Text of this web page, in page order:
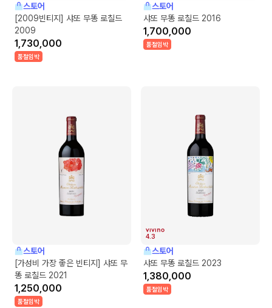
스토어
[2009빈티지] 샤또 무똥 로칠드
2009
1,730,000
품절임박
스토어
샤또 무똥 로칠드 2016
1,700,000
품절임박
스토어
[가성비 가장 좋은 빈티지] 샤또 무
똥 로칠드 2021
1,250,000
품절임박
4.3
스토어
샤또 무똥 로칠드 2023
1,380,000
품절임박